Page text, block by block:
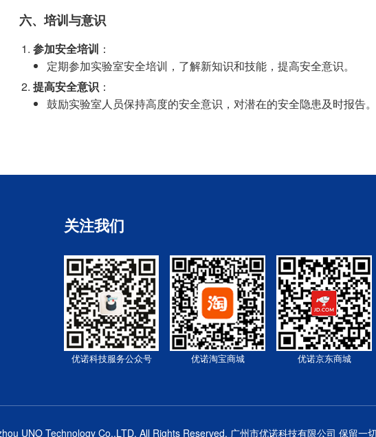
六、培训与意识
参加安全培训 ：
定期参加实验室安全培训，了解新知识和技能，提高安全意识。
提高安全意识 ：
鼓励实验室人员保持高度的安全意识，对潜在的安全隐患及时报告。
关注我们
优诺科技服务公众号 优诺淘宝商城 优诺京东商城
UNO Technology Co,.LTD. All Rights Reserved. 广州市优诺科技有限公司 保留一